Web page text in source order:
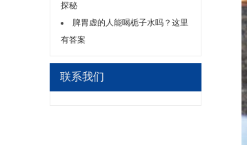
探秘
脾胃虚的人能喝栀子水吗？这里
有答案
联系我们